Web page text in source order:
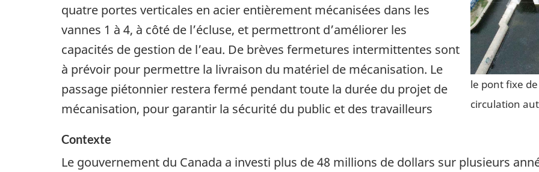
le pont fixe
circulation
quatre portes verticales en acier entièrement mécanisées dans les
vannes 1 à 4, à côté de l’écluse, et permettront d’améliorer les
capacités de gestion de l’eau. De brèves fermetures intermittentes sont
à prévoir pour permettre la livraison du matériel de mécanisation. Le
passage piétonnier restera fermé pendant toute la durée du projet de
mécanisation, pour garantir la sécurité du public et des travailleurs
Contexte
Le gouvernement du Canada a investi plus de 48 millions de dollars sur plusieurs